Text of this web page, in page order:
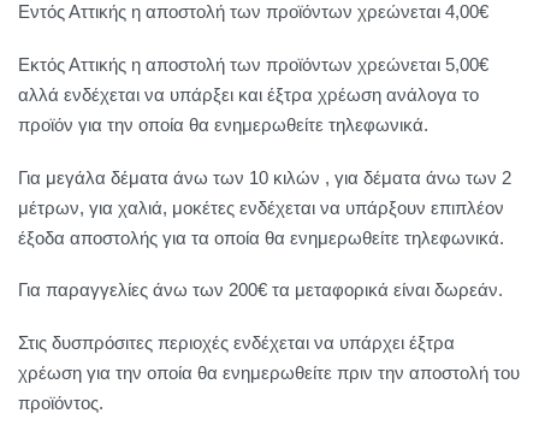
Εντός Αττικής η αποστολή των προϊόντων χρεώνεται 4,00€
Εκτός Αττικής η αποστολή των προϊόντων χρεώνεται 5,00€
αλλά ενδέχεται να υπάρξει και έξτρα χρέωση ανάλογα το
προϊόν για την οποία θα ενημερωθείτε τηλεφωνικά.
Για μεγάλα δέματα άνω των 10 κιλών , για δέματα άνω των 2
μέτρων, για χαλιά, μοκέτες ενδέχεται να υπάρξουν επιπλέον
έξοδα αποστολής για τα οποία θα ενημερωθείτε τηλεφωνικά.
Για παραγγελίες άνω των 200€ τα μεταφορικά είναι δωρεάν.
Στις δυσπρόσιτες περιοχές ενδέχεται να υπάρχει έξτρα
χρέωση για την οποία θα ενημερωθείτε πριν την αποστολή του
προϊόντος.